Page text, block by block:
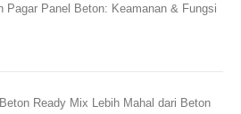
Pagar Panel Beton: Keamanan & Fungsi
Ready Mix Lebih Mahal dari Beton